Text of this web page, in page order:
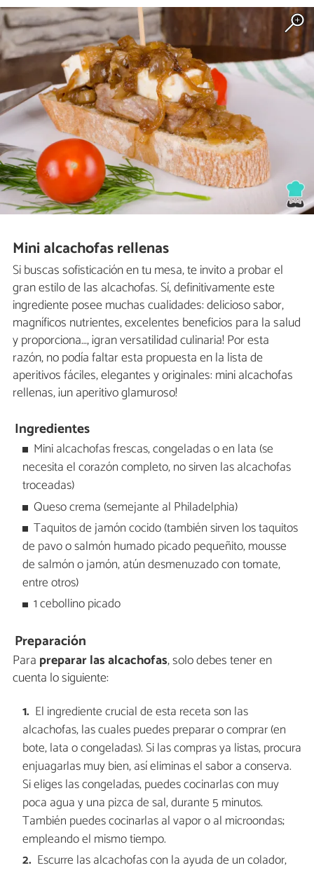
Mini alcachofas rellenas
Si buscas sofisticación en tu mesa, te invito a probar el
gran estilo de las alcachofas. Sí, definitivamente este
ingrediente posee muchas cualidades: delicioso sabor,
magníficos nutrientes, excelentes beneficios para la salud
y proporciona…, ¡gran versatilidad culinaria! Por esta
razón, no podía faltar esta propuesta en la lista de
aperitivos fáciles, elegantes y originales: mini alcachofas
rellenas, ¡un aperitivo glamuroso!
Ingredientes
Mini alcachofas frescas, congeladas o en lata (se
necesita el corazón completo, no sirven las alcachofas
troceadas)
Queso crema (semejante al Philadelphia)
Taquitos de jamón cocido (también sirven los taquitos
de pavo o salmón humado picado pequeñito, mousse
de salmón o jamón, atún desmenuzado con tomate,
entre otros)
1 cebollino picado
Preparación
Para preparar las alcachofas, solo debes tener en
cuenta lo siguiente:
El ingrediente crucial de esta receta son las
alcachofas, las cuales puedes preparar o comprar (en
bote, lata o congeladas). Si las compras ya listas, procura
enjuagarlas muy bien, así eliminas el sabor a conserva.
Si eliges las congeladas, puedes cocinarlas con muy
poca agua y una pizca de sal, durante 5 minutos.
También puedes cocinarlas al vapor o al microondas;
empleando el mismo tiempo.
Escurre las alcachofas con la ayuda de un colador,